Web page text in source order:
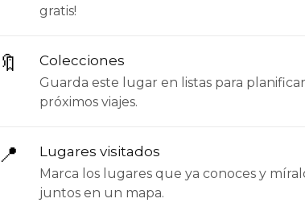
gratis!
🔖 Colecciones
Guarda este lugar en listas para
próximos viajes.
📍 Lugares visitados
Marca los lugares que ya conoces y
juntos en un mapa.